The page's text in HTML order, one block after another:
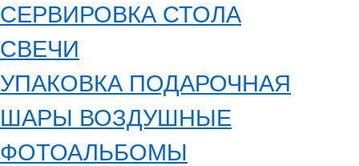
СЕРВИРОВКА СТОЛА
СВЕЧИ
УПАКОВКА ПОДАРОЧНАЯ
ШАРЫ ВОЗДУШНЫЕ
ФОТОАЛЬБОМЫ